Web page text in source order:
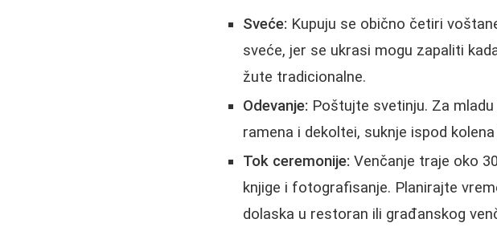
Sveće: Kupuju se obično četiri
sveće, jer se ukrasi mogu zapaliti
žute tradicionalne.
Odevanje: Poštujte svetinju. Za
ramena i dekoltei, suknje ispod
Tok ceremonije: Venčanje traje oko
knjige i fotografisanje. Planirajte
dolaska u restoran ili građanskog